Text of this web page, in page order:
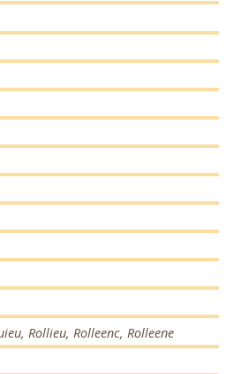
Rollieu, Rolleenc, Rolleene